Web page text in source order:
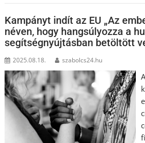
Kampányt indít az EU „Az
néven, hogy hangsúlyozza a
segítségnyújtásban betöltött
2025.08.18. szabolcs24.hu